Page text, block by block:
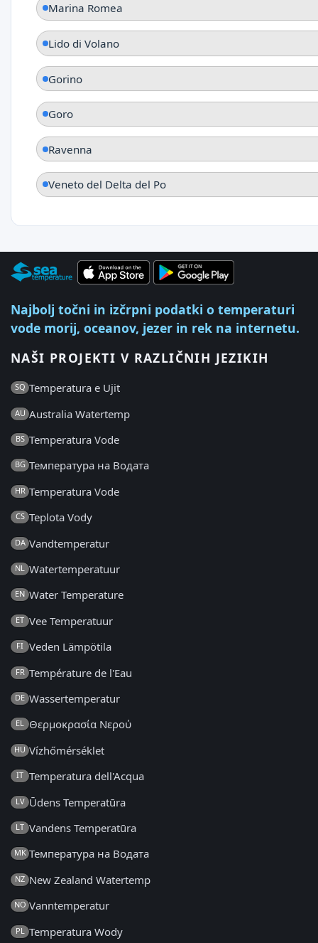
Marina Romea
Lido di Volano
Gorino
Goro
Ravenna
Veneto del Delta del Po
Najbolj točni in izčrpni podatki o temperaturi
vode morij, oceanov, jezer in rek na internetu.
NAŠI PROJEKTI V RAZLIČNIH JEZIKIH
SQ Temperatura e Ujit
AU Australia Watertemp
BS Temperatura Vode
BG Температура на Водата
HR Temperatura Vode
CS Teplota Vody
DA Vandtemperatur
NL Watertemperatuur
EN Water Temperature
ET Vee Temperatuur
FI Veden Lämpötila
FR Température de l'Eau
DE Wassertemperatur
EL Θερμοκρασία Νερού
HU Vízhőmérséklet
IT Temperatura dell'Acqua
LV Ūdens Temperatūra
LT Vandens Temperatūra
MK Температура на Водата
NZ New Zealand Watertemp
NO Vanntemperatur
PL Temperatura Wody